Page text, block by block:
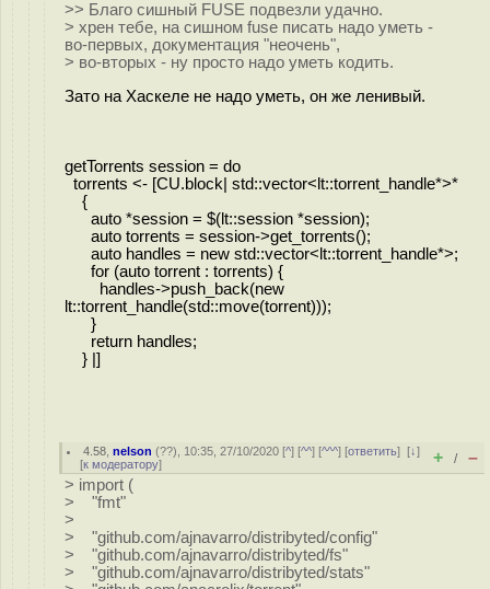
>> Благо сишный FUSE подвезли удачно.
> хрен тебе, на сишном fuse писать надо уметь -
во-первых, документация "неочень",
> во-вторых - ну просто надо уметь кодить.
Зато на Хаскеле не надо уметь, он же ленивый.
getTorrents session = do
torrents <- [CU.block| std::vector<lt::torrent_handle*>*
{
auto *session = $(lt::session *session);
auto torrents = session->get_torrents();
auto handles = new std::vector<lt::torrent_handle*>;
for (auto torrent : torrents) {
handles->push_back(new
lt::torrent_handle(std::move(torrent)));
}
return handles;
} |]
4.58 ,nelson (??), 10:35, 27/10/2020 [^] [^^] [^^^] [ответить][↓]
[к модератору] + / –
> import (
> "fmt"
>
> "github.com/ajnavarro/distribyted/config"
> "github.com/ajnavarro/distribyted/fs"
> "github.com/ajnavarro/distribyted/stats"